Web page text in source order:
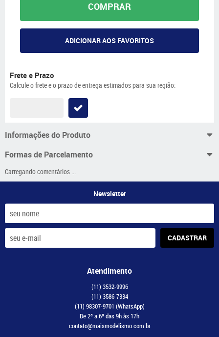
COMPRAR
ADICIONAR AOS FAVORITOS
Frete e Prazo
Calcule o frete e o prazo de entrega estimados para sua região:
Informações do Produto
Formas de Parcelamento
Carregando comentários ...
Newsletter
CADASTRAR
Atendimento
(11) 3532-9996
(11) 3586-7334
(11) 98307-9701 (WhatsApp)
De 2ª a 6ª das 9h às 17h
contato@maismodelismo.com.br